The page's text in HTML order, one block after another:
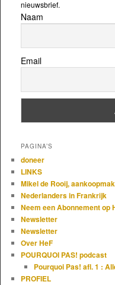
nieuwsbrief.
Naam
Email
PAGINA’S
doneer
LINKS
Mikel de Rooij,
Nederlanders in Frankrijk
Neem een Abonnement op
Newsletter
Newsletter
Over HeF
POURQUOI PAS! podcast
Pourquoi Pas! afl. 1 :
PROFIEL